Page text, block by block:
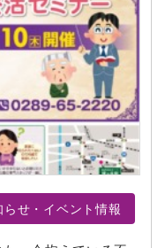
せ・イベント情報